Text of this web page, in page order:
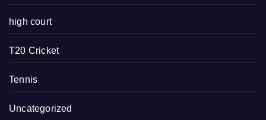
high court
T20 Cricket
Tennis
Uncategorized